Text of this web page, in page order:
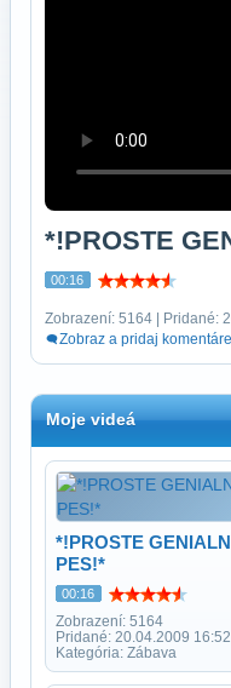
*!PROSTE
00:16
Zobrazení: 5164 | Pridané:
Zobraz a pridaj komentáre
Moje videá
*!PROSTE
PES!*
00:16
Zobrazení: 5164
Pridané: 20.04.2009 16:52
Kategória: Zábava